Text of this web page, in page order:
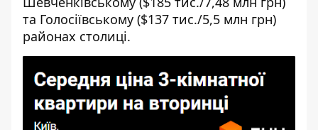
та Голосіївському ($137 тис./5,5 млн грн)
районах столиці.